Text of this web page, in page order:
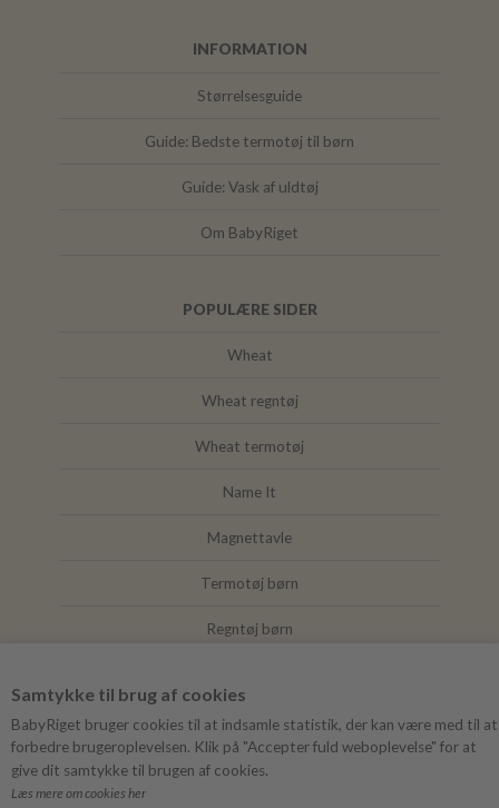
Samtykke til brug af cookies
BabyRiget bruger cookies til at indsamle statistik, der kan være med til at
forbedre brugeroplevelsen. Klik på "Accepter fuld weboplevelse" for at
give dit samtykke til brugen af cookies.
Læs mere om cookies her
INFORMATION
Størrelsesguide
Guide: Bedste termotøj til børn
Guide: Vask af uldtøj
Om BabyRiget
POPULÆRE SIDER
Wheat
Wheat regntøj
Wheat termotøj
Name It
Magnettavle
Termotøj børn
Regntøj børn
Mushie